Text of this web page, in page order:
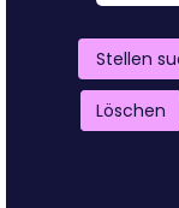
Löschen